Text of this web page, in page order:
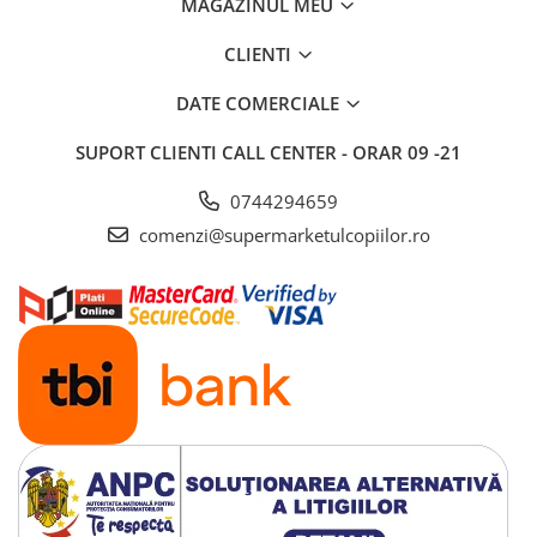
Saltele si mingi pentru plaja
Spatii de joaca si accesorii
Camera copilului
Balansoare, leagane si hamace
Mobilier camera copii
Monitoare video bebelusi
Paturici bebe
Patut bebe
Saltele copii
Sisteme de siguranta copii
Imbracaminte si incaltaminte
Body-uri copii
MAGAZINUL MEU
CLIENTI
DATE COMERCIALE
SUPORT CLIENTI CALL CENTER - ORAR 09 -21
0744294659
comenzi@supermarketulcopiilor.ro